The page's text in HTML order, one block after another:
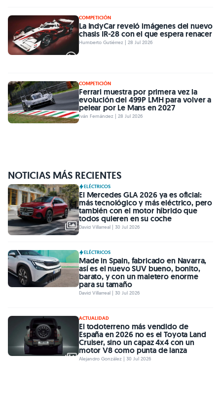
COMPETICIÓN
La IndyCar reveló imágenes del nuevo
chasis IR-28 con el que espera renacer
Humberto Gutiérrez | 28 Jul 2026
COMPETICIÓN
Ferrari muestra por primera vez la
evolución del 499P LMH para volver a
pelear por Le Mans en 2027
Iván Fernández | 28 Jul 2026
NOTICIAS MÁS RECIENTES
ELÉCTRICOS
El Mercedes GLA 2026 ya es oficial:
más tecnológico y más eléctrico, pero
también con el motor híbrido que
todos quieren en su coche
David Villarreal | 30 Jul 2026
ELÉCTRICOS
Made in Spain, fabricado en Navarra,
así es el nuevo SUV bueno, bonito,
barato, y con un maletero enorme
para su tamaño
David Villarreal | 30 Jul 2026
ACTUALIDAD
El todoterreno más vendido de
España en 2026 no es el Toyota Land
Cruiser, sino un capaz 4x4 con un
motor V8 como punta de lanza
Alejandro González | 30 Jul 2026